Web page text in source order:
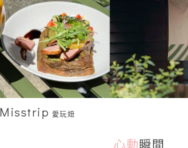
Misstrip 愛玩妞
心動 瞬間